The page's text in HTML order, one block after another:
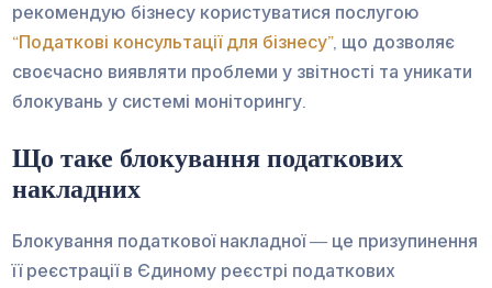
рекомендую бізнесу користуватися послугою
“Податкові консультації для бізнесу”, що дозволяє
своєчасно виявляти проблеми у звітності та уникати
блокувань у системі моніторингу.
Що таке блокування податкових
накладних
Блокування податкової накладної — це призупинення
її реєстрації в Єдиному реєстрі податкових